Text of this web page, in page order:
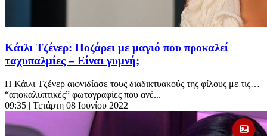
Κάιλι Τζένερ: Ποζάρει με μαγιό που προκαλεί
ταχυπαλμίες – Είναι γυμνή;
Η Κάιλι Τζένερ αιφνιδίασε τους διαδικτυακούς της φίλους με τις…
“αποκαλυπτικές” φωτογραφίες που ανέ...
09:35 | Τετάρτη 08 Ιουνίου 2022